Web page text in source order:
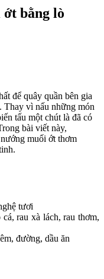
ớt bằng lò
để quây quần bên gia
Thay vì nấu những món
tấu một chút là đã có
bài viết này,
muối ớt thơm
tươi
rau xà lách, rau thơm,
đường, dầu ăn